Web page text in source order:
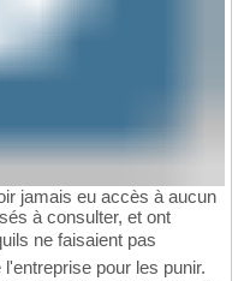
jamais eu accès à aucun
à consulter, et ont
ne faisaient pas
pour les punir.